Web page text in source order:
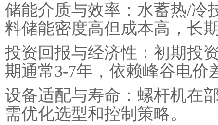
储能介质与效率‌：水蓄热/冷
料储能密度高但成本高，长
投资回报与经济性‌：初期投
期通常‌3-7年‌，依赖峰谷电价
设备适配与寿命‌：螺杆机在
需优化选型和控制策略。